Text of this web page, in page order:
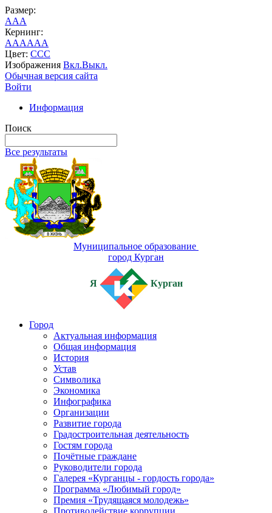
Размер:
AAA
Кернинг:
AAAAAA
Цвет: CCC
Изображения Вкл.Выкл.
Обычная версия сайта
Войти
Информация
Поиск
Все результаты
Муниципальное образование
город Курган
Я Курган
Город
Актуальная информация
Общая информация
История
Устав
Символика
Экономика
Инфографика
Организации
Развитие города
Градостроительная деятельность
Гостям города
Почётные граждане
Руководители города
Галерея «Курганцы - гордость города»
Программа «Любимый город»
Премия «Трудящаяся молодежь»
Противодействие коррупции